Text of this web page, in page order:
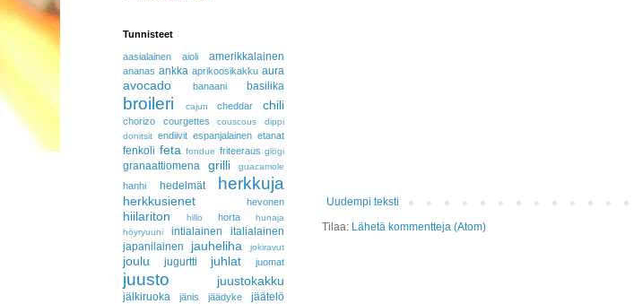
Uudempi teksti
Tilaa: Lähetä kommentteja (Atom)
Tunnisteet
aasialainen aioli amerikkalainen
ananas ankka aprikoosikakku aura
avocado banaani basilika
broileri cajun cheddar chili
chorizo courgettes couscous
dippi
donitsit endiivit espanjalainen etanat
fenkoli feta fondue friteeraus glögi
granaattiomena grilli guacamole
hanhi hedelmät herkkuja
herkkusienet hevonen
hiilariton hillo horta
hunaja
höyryuuni
intialainen
italialainen
japanilainen
jauheliha jokiravut
joulu jugurtti juhlat juomat
juusto juustokakku
jälkiruoka jänis jäädyke jäätelö